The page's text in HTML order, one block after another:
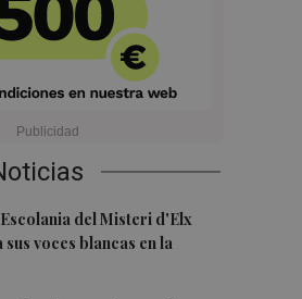
del Misteri d'Elx
voces blancas en la